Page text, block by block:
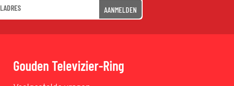
AANMELDEN
Gouden Televizier-Ring